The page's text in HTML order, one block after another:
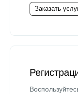
Заказать